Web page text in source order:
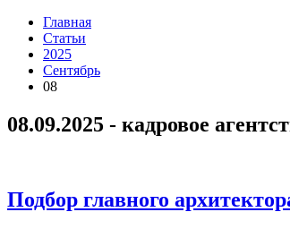
Главная
Статьи
2025
Сентябрь
08
08.09.2025 - кадровое
Подбор главного